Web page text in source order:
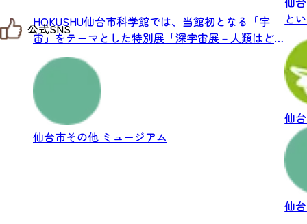
お問い合わせ
教育旅行
観光マップ
せんだい旅日和とは
サイト利用規約
プライバシーポリシー
サイトマップ
仙臺写真館フォトギャラリー
公式SNS
せんだい旅日和 X
せんだい旅日和 Instagram
せんだい旅日和 Facebook
仙台旅先体験コレクション Facebook
仙台旅先体験コレクション Instagaram
HOKUSHU仙台市科学館では、当館初となる「宇
宙」をテーマとした特別展「深宇宙展－人類はど
仙台市その他 ミュージアム
と
仙
仙